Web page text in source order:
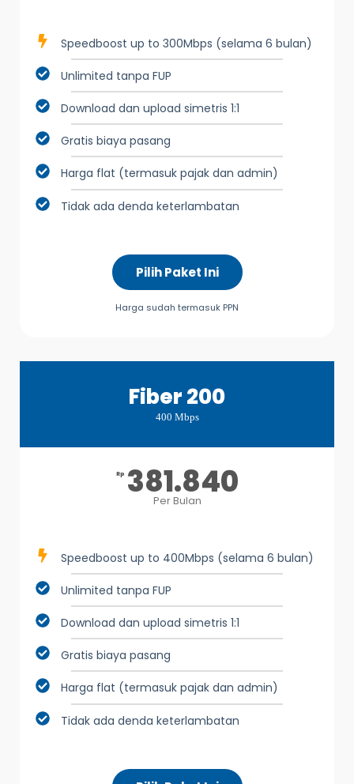
Speedboost up to 300Mbps (selama 6 bulan)
Unlimited tanpa FUP
Download dan upload simetris 1:1
Gratis biaya pasang
Harga flat (termasuk pajak dan admin)
Tidak ada denda keterlambatan
Pilih Paket Ini
Harga sudah termasuk PPN
Fiber 200
400 Mbps
Rp 381.840
Per Bulan
Speedboost up to 400Mbps (selama 6 bulan)
Unlimited tanpa FUP
Download dan upload simetris 1:1
Gratis biaya pasang
Harga flat (termasuk pajak dan admin)
Tidak ada denda keterlambatan